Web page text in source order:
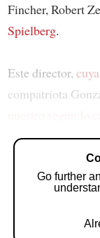
Fincher, Robert
Spielberg.
Este director,
compatriota
Go further